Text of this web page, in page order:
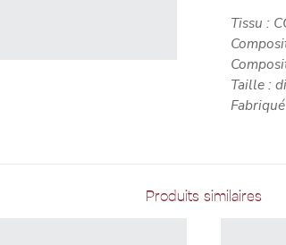
Taille :
Produits similaires